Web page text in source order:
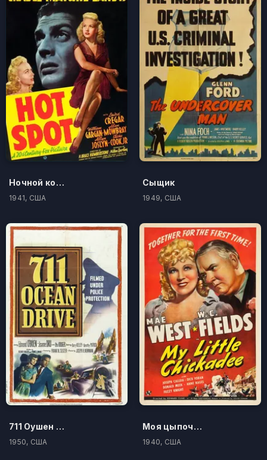
Ночной кошмар
1941, США
Сыщик
1949, США
711 Оушен Драйв
1950, США
Моя цыпочка
1940, США